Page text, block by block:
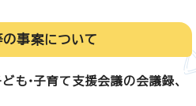
事案について
も・子育て支援会議の会議録、